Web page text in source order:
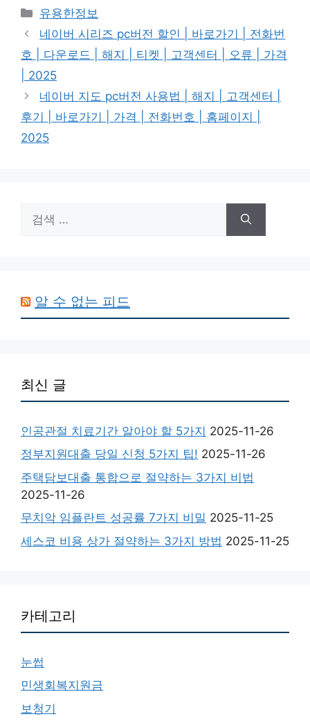
카
테
고
리
유용한정보
네이버 시리즈 pc버전 할인 | 바로가기 | 전화번
호 | 다운로드 | 해지 | 티켓 | 고객센터 | 오류 | 가격
| 2025
네이버 지도 pc버전 사용법 | 해지 | 고객센터 |
후기 | 바로가기 | 가격 | 전화번호 | 홈페이지 |
2025
색:
알 수 없는 피드
최신 글
인공관절 치료기간 알아야 할 5가지 2025-11-26
정부지원대출 당일 신청 5가지 팁! 2025-11-26
주택담보대출 통합으로 절약하는 3가지 비법
2025-11-26
무치악 임플란트 성공률 7가지 비밀 2025-11-25
세스코 비용 상가 절약하는 3가지 방법 2025-11-25
카테고리
눈썹
민생회복지원금
보청기